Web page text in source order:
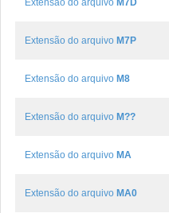
Extensão do arquivo M7D
Extensão do arquivo M7P
Extensão do arquivo M8
Extensão do arquivo M??
Extensão do arquivo MA
Extensão do arquivo MA0